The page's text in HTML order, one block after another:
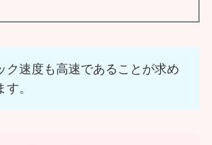
ク速度も高速であることが求め
す。